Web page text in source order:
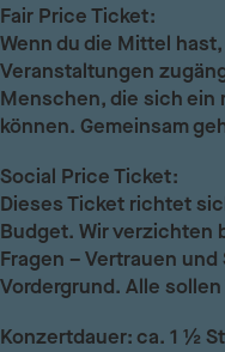
Fair Price Ticket:
Wenn du die Mittel
Veranstaltungen
Menschen, die sich ein
können. Gemeinsam
Social Price Ticket:
Dieses Ticket richtet
Budget. Wir verzichten
Fragen – Vertrauen
Vordergrund. Alle
Konzertdauer: ca. 1 ½